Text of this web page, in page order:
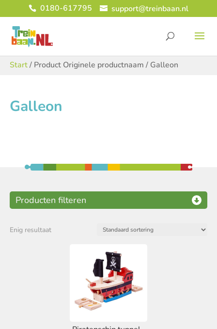
0180-617795 support@treinbaan.nl
Start/ Product Originele productnaam / Galleon
Galleon
Enig resultaat